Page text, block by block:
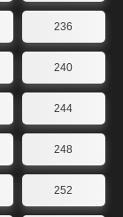
236
240
244
248
252